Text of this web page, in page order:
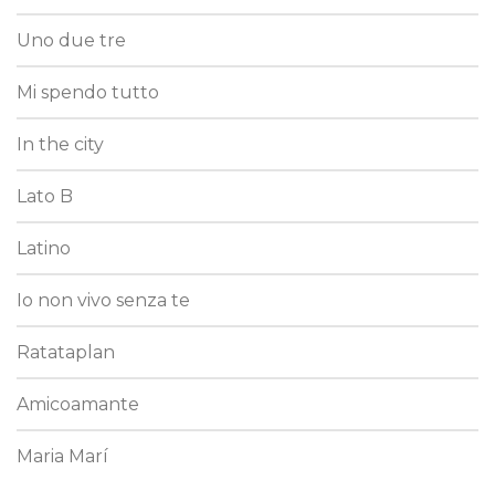
Uno due tre
Mi spendo tutto
In the city
Lato B
Latino
Io non vivo senza te
Ratataplan
Amicoamante
Maria Marí